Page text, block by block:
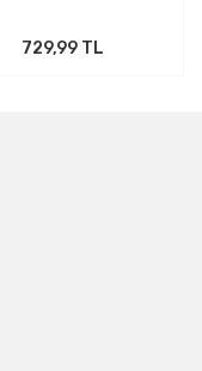
729,99 TL